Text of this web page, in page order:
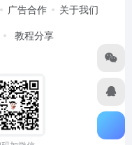
广告合作 关于我们
教程分享